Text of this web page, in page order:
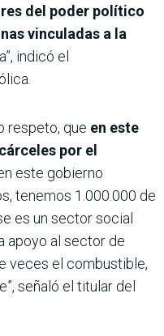
del poder político
vinculadas a la
indicó el
respeto, que en este
por el
este gobierno
tenemos 1.000.000 de
es un sector social
apoyo al sector de
veces el combustible,
señaló el titular del